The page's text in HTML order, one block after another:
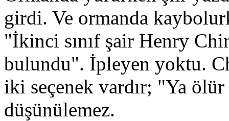
girdi. Ve ormanda
"İkinci sınıf şair Henry
bulundu". İpleyen yoktu.
iki seçenek vardır; "Ya
düşünülemez.